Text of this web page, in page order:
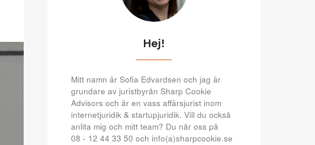
Hej!
Mitt namn är Sofia Edvardsen och jag är
grundare av juristbyrån Sharp Cookie
Advisors och är en vass affärsjurist inom
internetjuridik & startupjuridik. Vill du också
anlita mig och mitt team? Du når oss på
08 - 12 44 33 50 och info(a)sharpcookie.se